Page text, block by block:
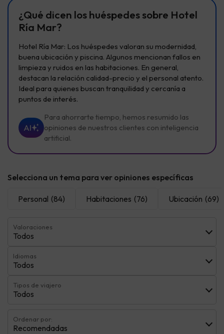
¿Qué dicen los huéspedes sobre Hotel
Ría Mar?
Hotel Ría Mar: Los huéspedes valoran su modernidad,
buena ubicación y piscina. Algunos mencionan fallos en
limpieza y ruidos en las habitaciones. En general,
destacan la relación calidad-precio y el personal atento.
Ideal para quienes buscan tranquilidad y cercanía a
puntos de interés.
AI
Para ahorrarte tiempo, hemos resumido las
opiniones de nuestros clientes con inteligencia
artificial.
Selecciona un tema para ver opiniones específicas
Personal (84) Habitaciones (76) Ubicación (69)
Valoraciones
Todos
Idiomas
Todos
Tipos de viajero
Todos
Ordenar por:
Recomendadas